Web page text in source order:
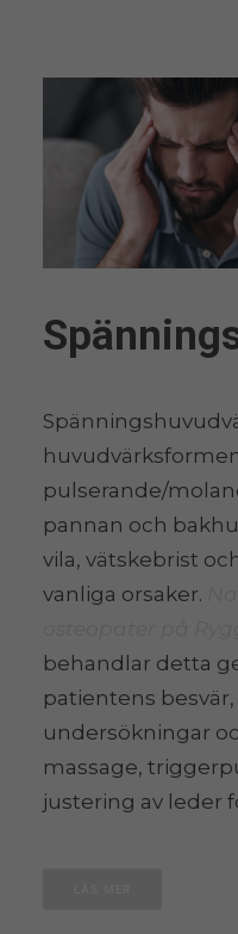
pulserande/
pannan och
vila, vätskebrist
vanliga orsaker.
behandlar detta
patientens
undersökningar
massage,
justering av leder